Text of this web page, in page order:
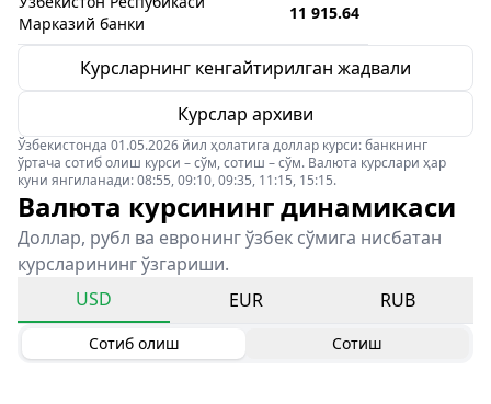
Марказий банки
11 915.64
Курсларнинг кенгайтирилган жадвали
Курслар архиви
Ўзбекистонда 01.05.2026 йил ҳолатига доллар курси: банкнинг
ўртача сотиб олиш курси – сўм, сотиш – сўм. Валюта курслари ҳар
куни янгиланади: 08:55, 09:10, 09:35, 11:15, 15:15.
Валюта курсининг динамикаси
Доллар, рубл ва евронинг ўзбек сўмига нисбатан
курсларининг ўзгариши.
USD
EUR RUB
Сотиб олиш Сотиш